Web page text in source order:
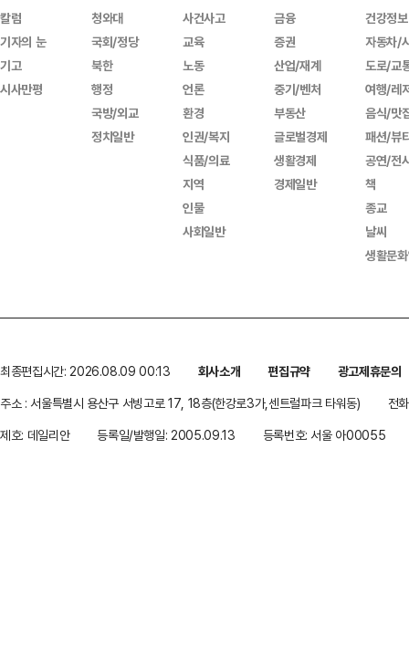
칼럼
기자의 눈
기고
시사만평
청와대
국회/정당
북한
행정
국방/외교
정치일반
사건사고
교육
노동
언론
환경
인권/복지
식품/의료
지역
인물
사회일반
금융
증권
산업/재계
중기/벤처
부동산
글로벌경제
생활경제
경제일반
건강정보
자동차/
도로/교
여행/레
음식/맛
패션/뷰
공연/전
책
종교
날씨
생활문
최종편집시간: 2026.08.09 00:13 회사소개 편집규약
광고제휴문의
주소 : 서울특별시 용산구 서빙고로 17, 18층(한강로3가,센트럴파크 타워동)
전
제호: 데일리안
등록일/발행일: 2005.09.13 등록번호: 서울 아00055